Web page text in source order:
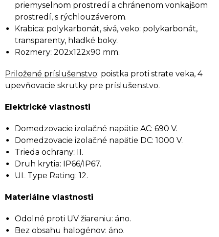
priemyselnom prostredí a chránenom vonkajšom
prostredí, s rýchlouzáverom.
Krabica: polykarbonát, sivá, veko: polykarbonát,
transparenty, hladké boky.
Rozmery: 202x122x90 mm.
Priložené príslušenstvo: poistka proti strate veka, 4
upevňovacie skrutky pre príslušenstvo.
Elektrické vlastnosti
Domedzovacie izolačné napätie AC: 690 V.
Domedzovacie izolačné napätie DC: 1000 V.
Trieda ochrany: II.
Druh krytia: IP66/IP67.
UL Type Rating: 12.
Materiálne vlastnosti
Odolné proti UV žiareniu: áno.
Bez obsahu halogénov: áno.